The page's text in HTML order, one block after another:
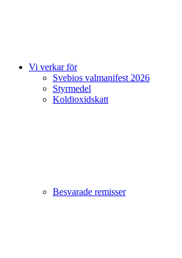
Vi verkar för
Svebios valmanifest 2026
Styrmedel
Koldioxidskatt
Besvarade remisser